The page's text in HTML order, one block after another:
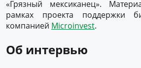
«Грязный мексиканец».
рамках проекта поддержки
компанией Microinvest.
Об интервью